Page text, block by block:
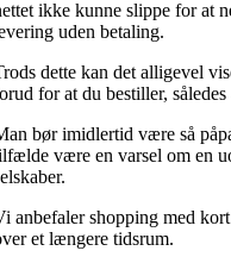
ikke kunne slippe for at
uden betaling.
dette kan det alligevel
for at du bestiller,
bør imidlertid være så
være en varsel om en
anbefaler shopping med
et længere tidsrum.